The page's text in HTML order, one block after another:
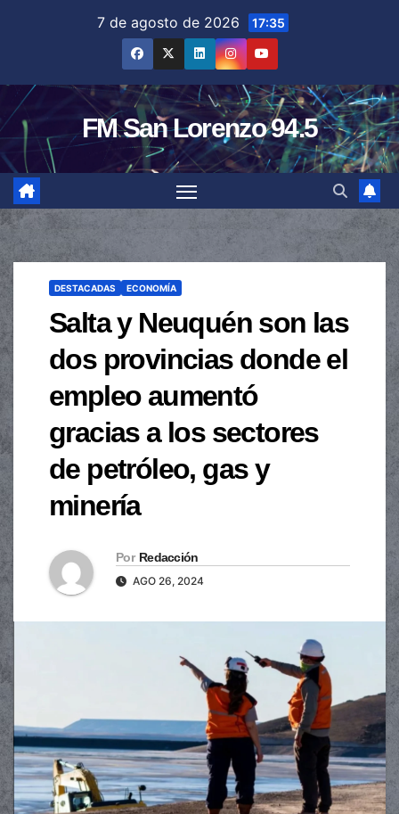
7 de agosto de 2026 17:35
FM San Lorenzo 94.5
DESTACADAS ECONOMÍA
Salta y Neuquén son las
dos provincias donde el
empleo aumentó
gracias a los sectores
de petróleo, gas y
minería
Por Redacción
AGO 26, 2024